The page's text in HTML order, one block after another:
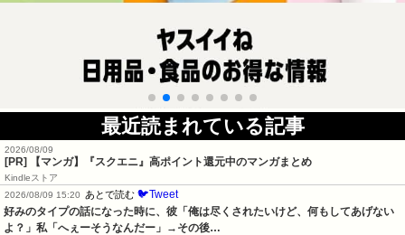
最近読まれている記事
2026/08/09
[PR] 【マンガ】『スクエニ』高ポイント還元中のマンガまとめ
Kindleストア
2026/08/09 15:20
あとで読む 🐦Tweet
好みのタイプの話になった時に、彼「俺は尽くされたいけど、何もしてあげない
よ？」私「へぇーそうなんだー」→その後…